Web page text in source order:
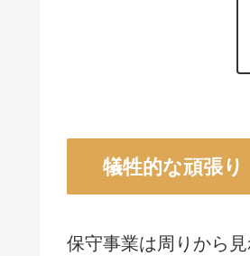
犠牲的な頑張り
保守事業は周りから